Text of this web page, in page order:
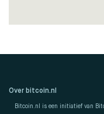
Over bitcoin.nl
Bitcoin.nl is een initiatief van